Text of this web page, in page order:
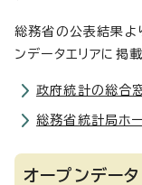
総務省の公表結果よ
ンデータエリアに掲
政府統計の総合
総務省統計局ホー
オープンデータ